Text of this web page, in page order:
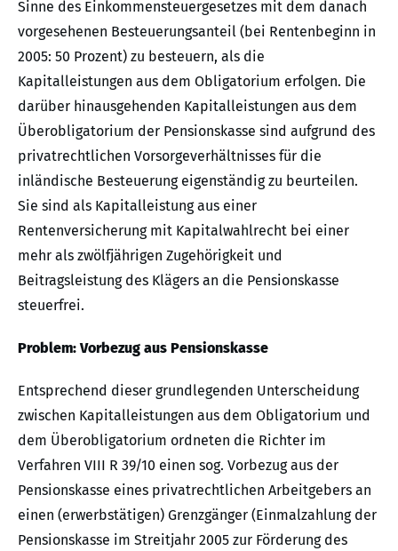
Sinne des Einkommensteuergesetzes mit dem danach
vorgesehenen Besteuerungsanteil (bei Rentenbeginn in
2005: 50 Prozent) zu besteuern, als die
Kapitalleistungen aus dem Obligatorium erfolgen. Die
darüber hinausgehenden Kapitalleistungen aus dem
Überobligatorium der Pensionskasse sind aufgrund des
privatrechtlichen Vorsorgeverhältnisses für die
inländische Besteuerung eigenständig zu beurteilen.
Sie sind als Kapitalleistung aus einer
Rentenversicherung mit Kapitalwahlrecht bei einer
mehr als zwölfjährigen Zugehörigkeit und
Beitragsleistung des Klägers an die Pensionskasse
steuerfrei.
Problem: Vorbezug aus Pensionskasse
Entsprechend dieser grundlegenden Unterscheidung
zwischen Kapitalleistungen aus dem Obligatorium und
dem Überobligatorium ordneten die Richter im
Verfahren VIII R 39/10 einen sog. Vorbezug aus der
Pensionskasse eines privatrechtlichen Arbeitgebers an
einen (erwerbstätigen) Grenzgänger (Einmalzahlung der
Pensionskasse im Streitjahr 2005 zur Förderung des